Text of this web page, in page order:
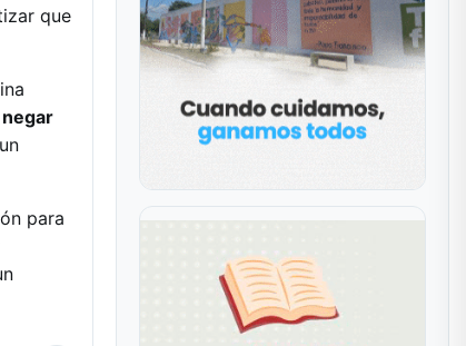
que
negar
para